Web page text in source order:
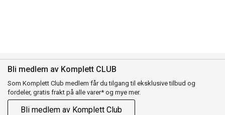
Bli medlem av Komplett CLUB
Som Komplett Club medlem får du tilgang til eksklusive tilbud og
fordeler, gratis frakt på alle varer* og mye mer.
Bli medlem av Komplett Club